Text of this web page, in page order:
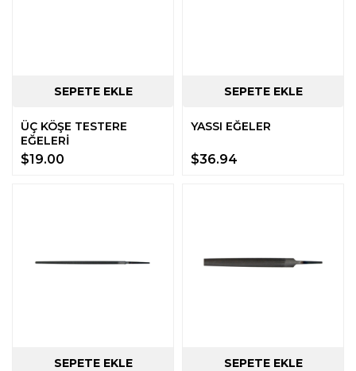
ÜÇ KÖŞE TESTERE
EĞELERİ
$19.00
YASSI EĞELER
$36.94